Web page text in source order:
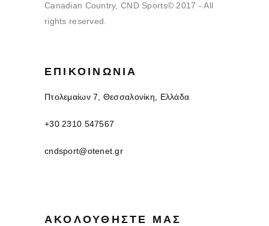
Canadian Country, CND Sports© 2017 - All
rights reserved.
ΕΠΙΚΟΙΝΩΝΊΑ
Πτολεμαίων 7, Θεσσαλονίκη, Ελλάδα
+30 2310 547567
cndsport@otenet.gr
ΑΚΟΛΟΥΘΉΣΤΕ ΜΑΣ